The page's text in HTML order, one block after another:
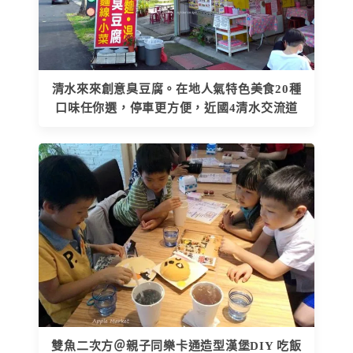
清水來來創意臭豆腐。在地人氣特色美食20種
口味任你選，停車更方便，近國4清水交流道
雙魚二次方＠親子同樂卡通造型漢堡DIY 吃飯